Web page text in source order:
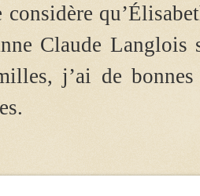
Claude Langlois
j’ai de